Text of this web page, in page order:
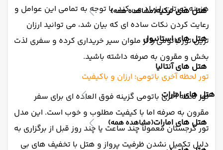
هتل های ترکیه(مشاهده همه)
هتل های استانبول
هتل های آنتالیا
هتل های امارات
هتل های امارات(مشاهده همه)
هزینه تورتان را زیاد می کند. با توجه به تمامی این عوامل و
رعایت کردن نکات ساده ای که بیان شد، می توانید ارزان
ترین تور باتومی را از ملوان سیر خریداری کرده و سفری لذت
بخش و مقرون به صرفه داشته باشید.
تور لحظه آخری باتومی؛ ارزان و باکیفیت
تور لحظه آخری باتومی گزینه فوق العاده ای برای سفر
مقرون به صرفه اما با کیفیت مطلوب و خوب است. این مدل
تور گرجستان معمولاً چند ساعت یا چند روز قبل از برگزاری به
دلیل تکمیل نشدن ظرفیت پرواز و هتل با تخفیف های بی